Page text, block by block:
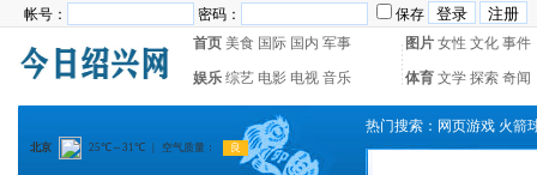
帐号： 密码：
保存
首页 美食 国际 国内 军事 图片 女性 文化 事件
娱乐 综艺 电影 电视 音乐 体育 文学 探索 奇闻
热门搜索： 网页游戏 火箭